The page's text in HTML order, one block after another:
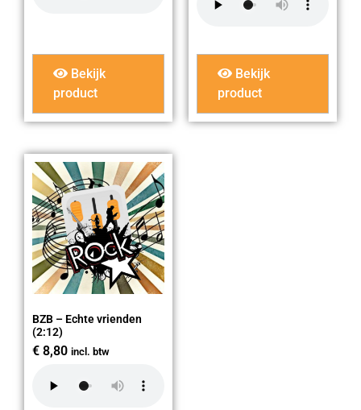
Bekijk
product
Bekijk
product
BZB – Echte vrienden
(2:12)
€ 8,80 incl. btw